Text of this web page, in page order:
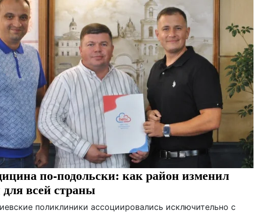
по-подольски: как район изменил
всей страны
поликлиники ассоциировались исключительно с